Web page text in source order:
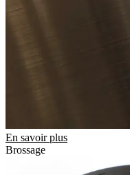
En savoir plus
Brossage